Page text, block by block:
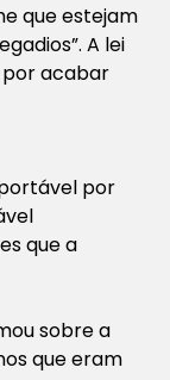
que estejam
A lei
acabar
por
que a
sobre a
que eram